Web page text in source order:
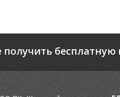
получить